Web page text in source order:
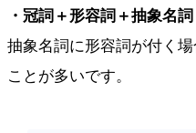
・冠詞＋形容詞＋抽象名詞
抽象名詞に形容詞が付く
ことが多いです。